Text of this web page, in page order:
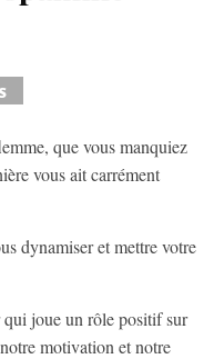
que vous manquiez
vous ait carrément
dynamiser et mettre votre
qui joue un rôle positif sur
motivation et notre